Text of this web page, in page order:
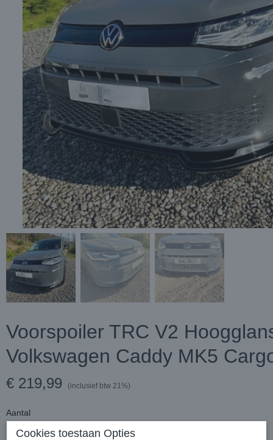
Voorspoiler TRC V2
Volkswagen Caddy MK5
€ 219,99 (inclusief btw 21%)
Aantal
Cookies toestaan Opties